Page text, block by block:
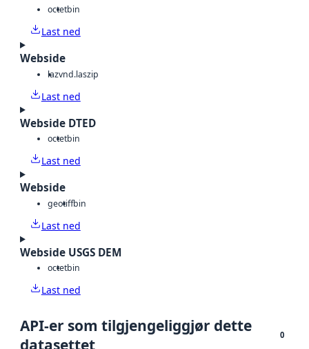
octetbin
Last ned
Webside
lazvnd.laszip
Last ned
Webside DTED
octetbin
Last ned
Webside
geotiffbin
Last ned
Webside USGS DEM
octetbin
Last ned
API-er som tilgjengeliggjør dette
0